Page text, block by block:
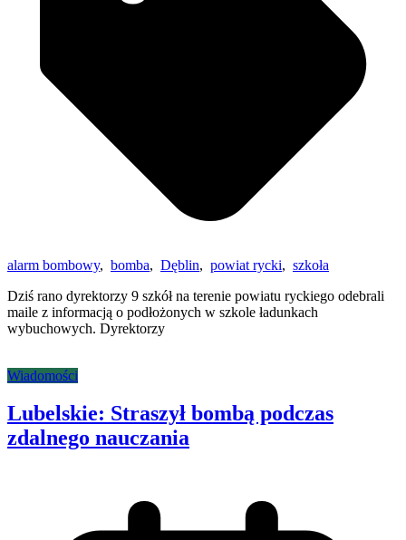
alarm bombowy, bomba, Dęblin, powiat rycki, szkoła
Dziś rano dyrektorzy 9 szkół na terenie powiatu ryckiego odebrali
maile z informacją o podłożonych w szkole ładunkach
wybuchowych. Dyrektorzy
Wiadomości
Lubelskie: Straszył bombą podczas
zdalnego nauczania